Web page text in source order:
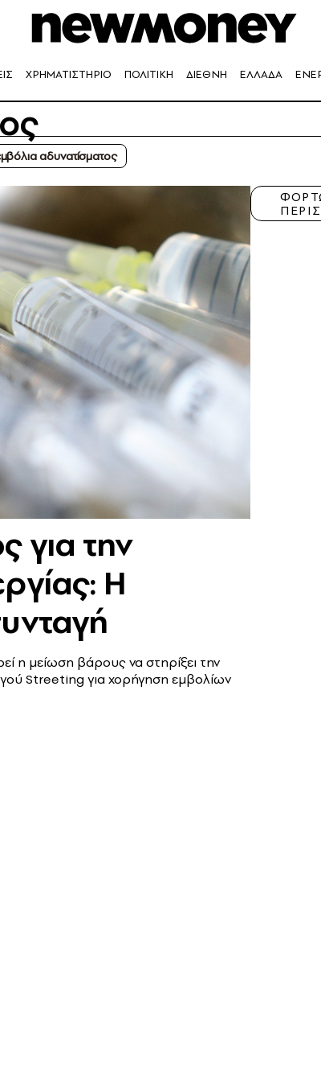
ΧΡΗΜΑΤΙΣΤΗΡΙΟ ΠΟΛΙΤΙΚΗ ΔΙΕΘΝΗ ΕΛΛΑΔΑ
αδυνατίσματος
για την
Η
η μείωση βάρους να στηρίξει την
Streeting για χορήγηση εμβολίων